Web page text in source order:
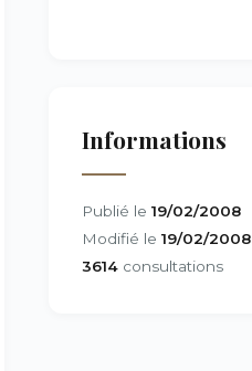
Informations
Publié le 19/02/2008
Modifié le 19/02/2008
3614 consultations